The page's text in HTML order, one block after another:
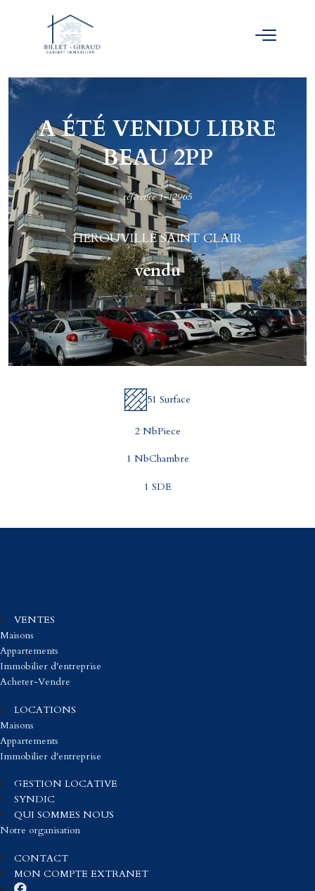
A ÉTÉ VENDU LIBRE
BEAU 2PP
référence 1-12965
HEROUVILLE SAINT CLAIR
vendu
51 Surface
2 NbPiece
1 NbChambre
1 SDE
VENTES
Maisons
Appartements
Immobilier d'entreprise
Acheter-Vendre
LOCATIONS
Maisons
Appartements
Immobilier d'entreprise
GESTION LOCATIVE
SYNDIC
QUI SOMMES NOUS
Notre organisation
CONTACT
MON COMPTE EXTRANET